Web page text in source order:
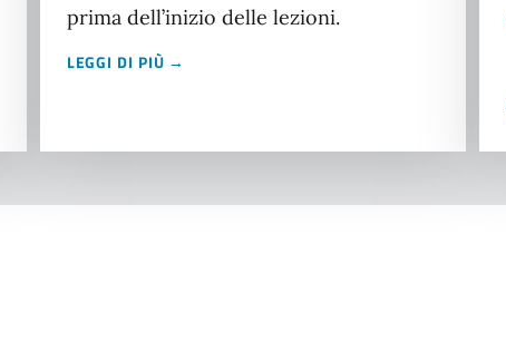
prima dell’inizio delle lezioni.
LEGGI DI PIÙ →